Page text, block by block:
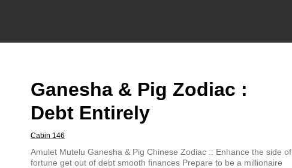
Ganesha & Pig Zodiac :
Debt Entirely
Cabin 146
Amulet Mutelu Ganesha & Pig Chinese Zodiac :: Enhance the side of
fortune get out of debt smooth finances Prepare to be a millionaire